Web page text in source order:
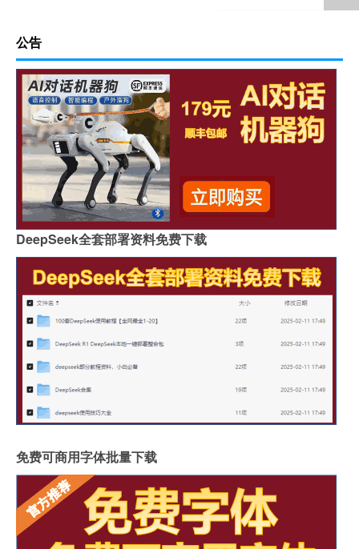
公告
DeepSeek全套部署资料免费下载
免费可商用字体批量下载